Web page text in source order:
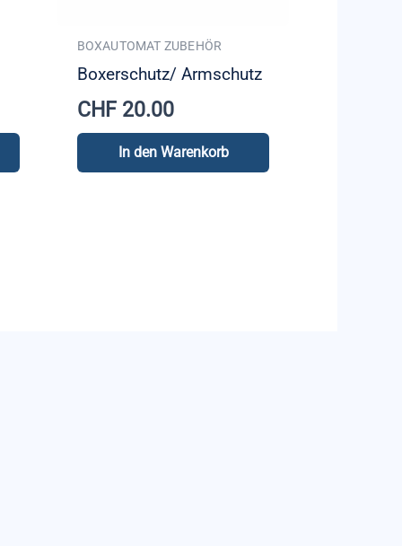
BOXAUTOMAT ZUBEHÖR
Boxerschutz/ Armschutz
CHF20.00
In den Warenkorb